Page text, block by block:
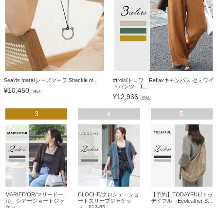
Sea'ds mara/シーズマーラ Shackle m...
¥10,450 （税込）
#trois/トロワ Reflaxキャンバス セミワイ
ドパンツ T...
¥12,936 （税込）
3
MARIED'OR/マリードー
ル シアーショートジャ
ケッ...
4
CLOCHE/クロシェ ショ
ートスリーブジャケッ
ト 612-85...
5
【予約】TODAYFUL/トゥ
デイフル Ecoleather S...